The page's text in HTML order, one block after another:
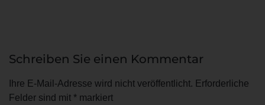
Schreiben Sie einen Kommentar
Ihre E-Mail-Adresse wird nicht veröffentlicht. Erforderliche
Felder sind mit * markiert